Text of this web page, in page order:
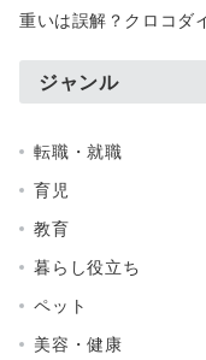
重いは誤解？クロコダ
ジャンル
転職・就職
育児
教育
暮らし役立ち
ペット
美容・健康